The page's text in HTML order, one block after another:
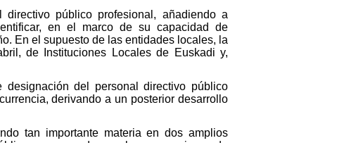
público profesional, añadiendo a
en el marco de su capacidad de
En el supuesto de las entidades locales, la
de Instituciones Locales de Euskadi y,
del personal directivo público
derivando a un posterior desarrollo
tan importante materia en dos amplios